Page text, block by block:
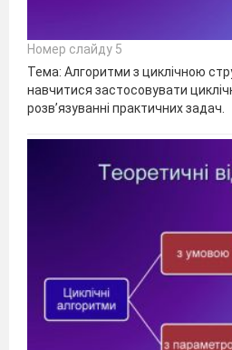
Номер слайду 5
Тема: Алгоритми з циклічною
навчитися застосовувати
розв’язуванні практичних задач.